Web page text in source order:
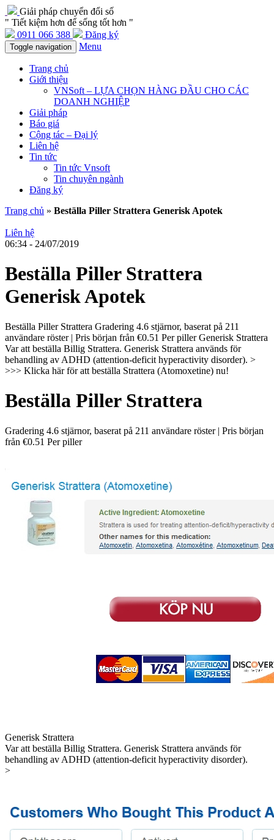
Giải pháp chuyển đổi số
" Tiết kiệm hơn để sống tốt hơn "
0911 066 388
Đăng ký
Toggle navigation Menu
Trang chủ
Giới thiệu
VNSoft – LỰA CHỌN HÀNG ĐẦU CHO CÁC
DOANH NGHIỆP
Giải pháp
Báo giá
Cộng tác – Đại lý
Liên hệ
Tin tức
Tin tức Vnsoft
Tin chuyên ngành
Đăng ký
Trang chủ » Beställa Piller Strattera Generisk Apotek
Liên hệ
06:34 - 24/07/2019
Beställa Piller Strattera
Generisk Apotek
Beställa Piller Strattera Gradering 4.6 stjärnor, baserat på 211
användare röster | Pris början från €0.51 Per piller Generisk Strattera
Var att beställa Billig Strattera. Generisk Strattera används för
behandling av ADHD (attention-deficit hyperactivity disorder). >
>>> Klicka här för att beställa Strattera (Atomoxetine) nu!
Beställa Piller Strattera
Gradering 4.6 stjärnor, baserat på 211 användare röster| Pris början
från €0.51 Per piller
Generisk Strattera
Var att beställa Billig Strattera. Generisk Strattera används för
behandling av ADHD (attention-deficit hyperactivity disorder).
>